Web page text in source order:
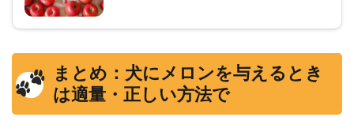
まとめ：犬にメロンを与えるとき
は適量・正しい方法で